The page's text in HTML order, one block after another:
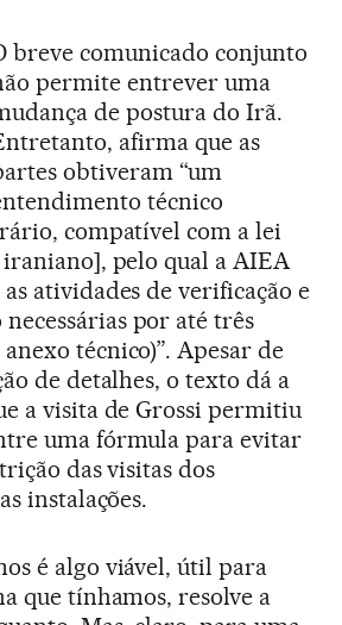
breve comunicado conjunto
permite entrever uma
de postura do Irã.
afirma que as
obtiveram “um
técnico
compatível com a lei
pelo qual a AIEA
atividades de verificação e
por até três
técnico)”. Apesar de
de detalhes, o texto dá a
a visita de Grossi permitiu
uma fórmula para evitar
das visitas dos
instalações.
é algo viável, útil para
que tínhamos, resolve a